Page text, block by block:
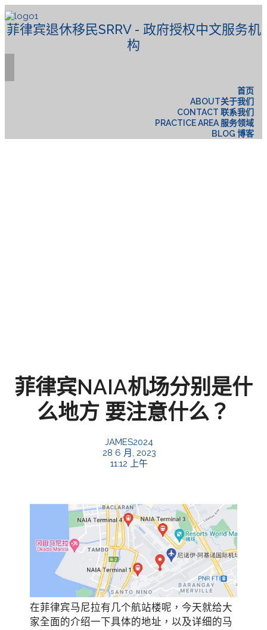
菲律宾退休移民SRRV - 政府授权中文服务机
构
首页
ABOUT关于我们
CONTACT 联系我们
PRACTICE AREA 服务领域
BLOG 博客
菲律宾NAIA机场分别是什
么地方 要注意什么？
JAMES2024
28 6 月, 2023
11:12 上午
在菲律宾马尼拉有几个航站楼呢，今天就给大
家全面的介绍一下具体的地址，以及详细的马